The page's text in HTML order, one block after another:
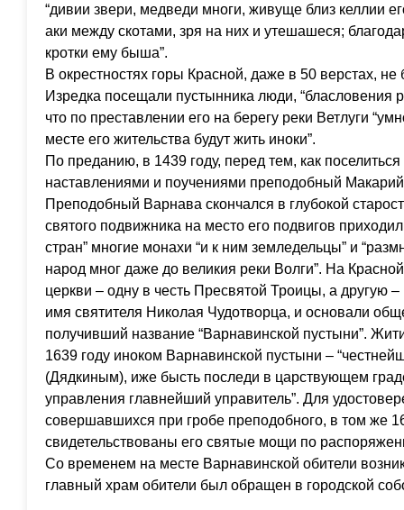
“дивии звери, медведи многи, живуще близ келлии
аки между скотами, зря на них и утешашеся;
кротки ему быша”.
В окрестностях горы Красной, даже в 50 верстах,
Изредка посещали пустынника люди, “бласловения
что по преставлении его на берегу реки Ветлуги
месте его жительства будут жить иноки”.
По преданию, в 1439 году, перед тем, как
наставлениями и поучениями преподобный
Преподобный Варнава скончался в глубокой
святого подвижника на место его подвигов
стран” многие монахи “и к ним земледельцы” и
народ мног даже до великия реки Волги”. На
церкви – одну в честь Пресвятой Троицы, а другую
имя святителя Николая Чудотворца, и основали
получивший название “Варнавинской пустыни”.
1639 году иноком Варнавинской пустыни –
(Дядкиным), иже бысть последи в царствующем
управления главнейший управитель”. Для
совершавшихся при гробе преподобного, в том же
свидетельствованы его святые мощи по
Со временем на месте Варнавинской обители
главный храм обители был обращен в городской